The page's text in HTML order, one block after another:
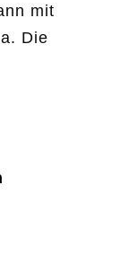
mit
Die